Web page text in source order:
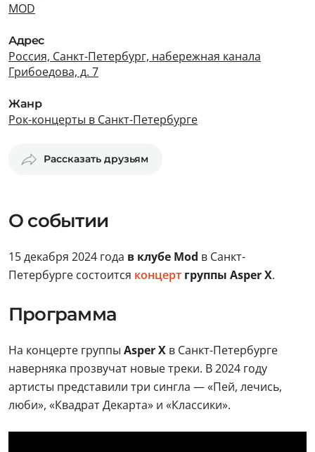
MOD
Адрес
Россия, Санкт-Петербург, набережная канала
Грибоедова, д. 7
Жанр
Рок-концерты в Санкт-Петербурге
Рассказать друзьям
О событии
15 декабря 2024 года в клубе Mod в Санкт-
Петербурге состоится концерт группы Asper X.
Программа
На концерте группы Asper X в Санкт-Петербурге
наверняка прозвучат новые треки. В 2024 году
артисты представили три сингла — «Пей, лечись,
люби», «Квадрат Декарта» и «Классики».